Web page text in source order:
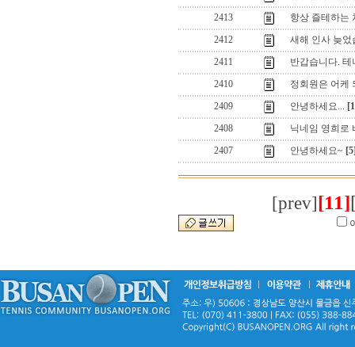
2413
항상 즐테하는
2412
새해 인사 늦었
2411
반갑습니다. 테
2410
정회원은 어케
2409
안녕하세요...
2408
닉네임 영희로
2407
안녕하세요~
[prev][11]